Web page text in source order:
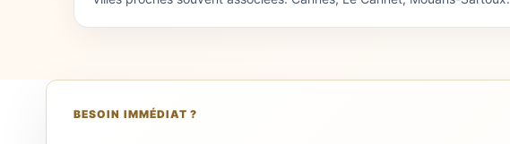
BESOIN IMMÉDIAT ?